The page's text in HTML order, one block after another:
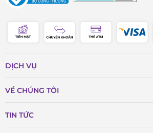
DỊCH VỤ
VỀ CHÚNG TÔI
TIN TỨC